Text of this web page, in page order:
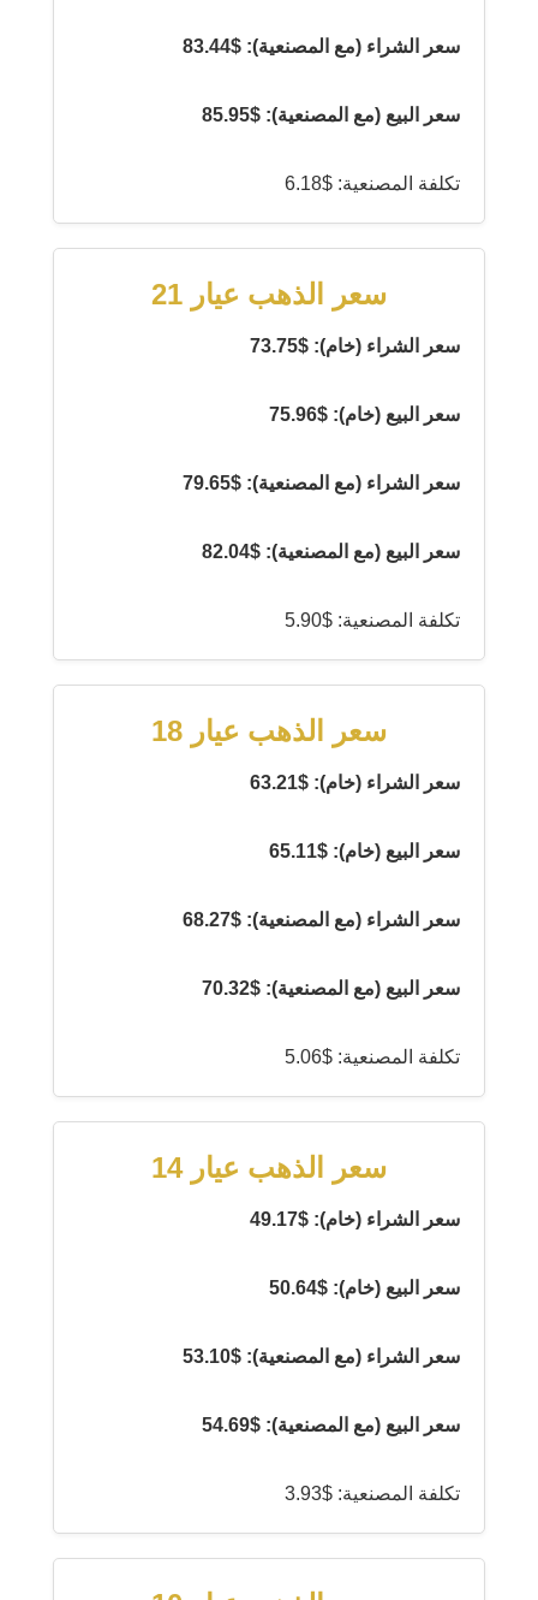
سعر الشراء (مع المصنعية): $83.44
سعر البيع (مع المصنعية): $85.95
تكلفة المصنعية: $6.18
سعر الذهب عيار 21
سعر الشراء (خام): $73.75
سعر البيع (خام): $75.96
سعر الشراء (مع المصنعية): $79.65
سعر البيع (مع المصنعية): $82.04
تكلفة المصنعية: $5.90
سعر الذهب عيار 18
سعر الشراء (خام): $63.21
سعر البيع (خام): $65.11
سعر الشراء (مع المصنعية): $68.27
سعر البيع (مع المصنعية): $70.32
تكلفة المصنعية: $5.06
سعر الذهب عيار 14
سعر الشراء (خام): $49.17
سعر البيع (خام): $50.64
سعر الشراء (مع المصنعية): $53.10
سعر البيع (مع المصنعية): $54.69
تكلفة المصنعية: $3.93